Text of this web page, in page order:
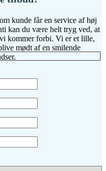
kunde får en service af høj
kan du være helt tryg ved, at
kommer forbi. Vi er et lille,
mødt af en smilende